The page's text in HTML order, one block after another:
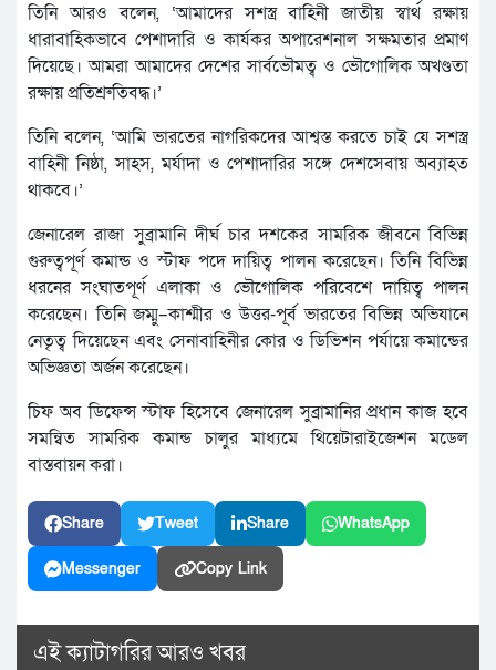
তিনি আরও বলেন, ‘আমাদের সশস্ত্র বাহিনী জাতীয় স্বার্থ রক্ষায়
ধারাবাহিকভাবে পেশাদারি ও কার্যকর অপারেশনাল সক্ষমতার প্রমাণ
দিয়েছে। আমরা আমাদের দেশের সার্বভৌমত্ব ও ভৌগোলিক অখণ্ডতা
রক্ষায় প্রতিশ্রুতিবদ্ধ।’
তিনি বলেন, ‘আমি ভারতের নাগরিকদের আশ্বস্ত করতে চাই যে সশস্ত্র
বাহিনী নিষ্ঠা, সাহস, মর্যাদা ও পেশাদারির সঙ্গে দেশসেবায় অব্যাহত
থাকবে।’
জেনারেল রাজা সুব্রামানি দীর্ঘ চার দশকের সামরিক জীবনে বিভিন্ন
গুরুত্বপূর্ণ কমান্ড ও স্টাফ পদে দায়িত্ব পালন করেছেন। তিনি বিভিন্ন
ধরনের সংঘাতপূর্ণ এলাকা ও ভৌগোলিক পরিবেশে দায়িত্ব পালন
করেছেন। তিনি জম্মু–কাশ্মীর ও উত্তর-পূর্ব ভারতের বিভিন্ন অভিযানে
নেতৃত্ব দিয়েছেন এবং সেনাবাহিনীর কোর ও ডিভিশন পর্যায়ে কমান্ডের
অভিজ্ঞতা অর্জন করেছেন।
চিফ অব ডিফেন্স স্টাফ হিসেবে জেনারেল সুব্রামানির প্রধান কাজ হবে
সমন্বিত সামরিক কমান্ড চালুর মাধ্যমে থিয়েটারাইজেশন মডেল
বাস্তবায়ন করা।
Share Tweet Share WhatsApp
Messenger Copy Link
এই ক্যাটাগরির আরও খবর